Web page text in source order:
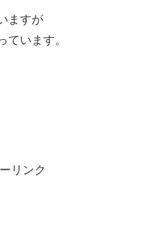
ますが
ています。
リンク